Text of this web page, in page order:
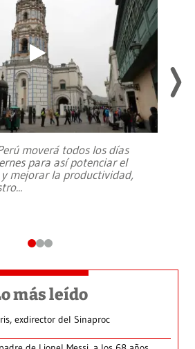
moverá todos los días
para así potenciar el
mejorar la productividad,
...
más leído
exdirector del Sinaproc